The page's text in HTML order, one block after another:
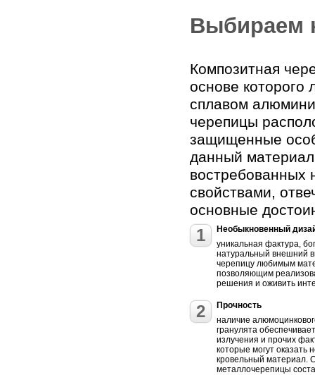
Выбираем
Композитная
основе
сплавом
черепицы
защищенные
данный
востребованных
свойствами,
основные
1
Необыкновенный
уникальная фактура,
натуральный внешний
черепицу любимым
позволяющим
решения и оживить
2
Прочность
наличие
гранулята
излучения и прочих
которые могут оказать
кровельный материал.
металлочерепицы